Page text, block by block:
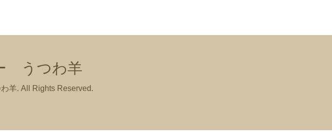
うつわ羊
羊. All Rights Reserved.